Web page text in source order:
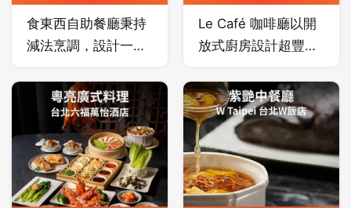
想！
牛排」更讓美國人驚
艷而成了現今美國牛
排館裡的菜單選項，
鄧有癸。
食東西自助餐廳秉持
減法烹調，設計一系
使用新鮮在地食材，
天然風味料理手法，
演繹中式、西式、日
式等珍饈美饌，並加
入極具代表性的特色
美食「台南牛肉湯」
Le Café 咖啡廳以開
放式廚房設計超豐富
的落地窗，可一覽綠
意的楓香大道及享受
溫暖和煦的陽光，華
麗的大理石搭配典雅
的香檳色系傢俱，結
合東西美學元素的細